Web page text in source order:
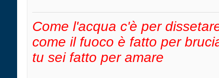
Come l'acqua c'è per
come il fuoco è fatto per
tu sei fatto per amare